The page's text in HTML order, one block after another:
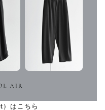
はこちら